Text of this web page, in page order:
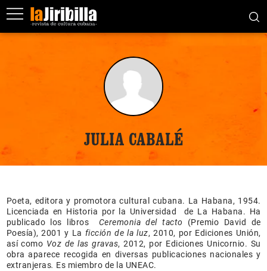
JULIA CABALÉ
Poeta, editora y promotora cultural cubana. La Habana, 1954.
Licenciada en Historia por la Universidad de La Habana. Ha
publicado los libros Ceremonia del tacto
(Premio David de
Poesía), 2001 y La ficción de la luz, 2010, por Ediciones Unión,
así como Voz de las gravas, 2012, por Ediciones Unicornio. Su
obra aparece recogida en diversas publicaciones nacionales y
extranjeras. Es miembro de la UNEAC.